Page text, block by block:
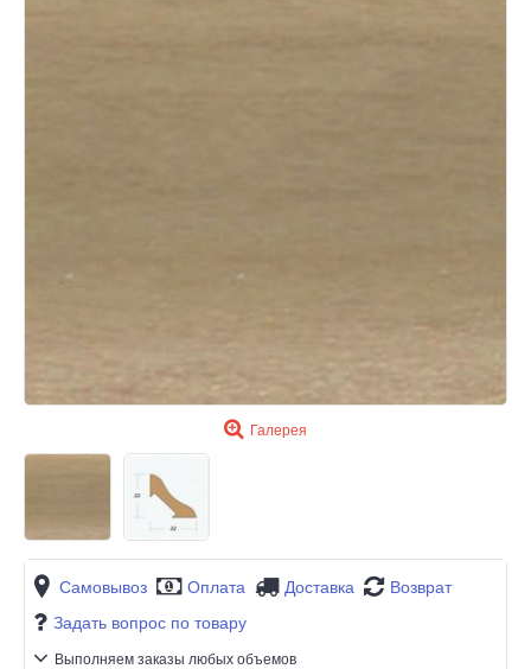
Галерея
Самовывоз Оплата Доставка
Возврат
Задать вопрос по товару
Выполняем заказы любых объемов